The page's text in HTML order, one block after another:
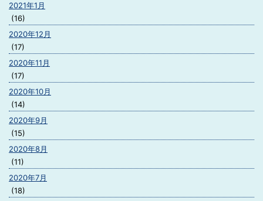
2021年1月
(16)
2020年12月
(17)
2020年11月
(17)
2020年10月
(14)
2020年9月
(15)
2020年8月
(11)
2020年7月
(18)